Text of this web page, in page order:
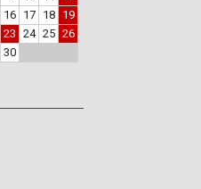
16 17 18
19
23 24 25 26
30